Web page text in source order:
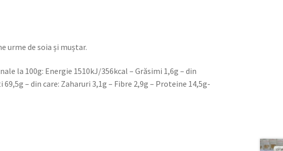
urme de soia și muștar.
la 100g: Energie 1510kJ/356kcal – Grăsimi 1,6g – din
– din care: Zaharuri 3,1g – Fibre 2,9g – Proteine ​​14,5g-